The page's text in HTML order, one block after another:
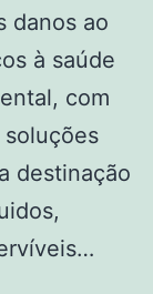
danos ao
à saúde
com
destinação